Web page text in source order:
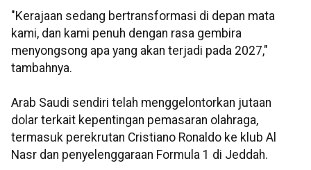
"Kerajaan sedang bertransformasi di depan mata
kami, dan kami penuh dengan rasa gembira
menyongsong apa yang akan terjadi pada 2027,"
tambahnya.
Arab Saudi sendiri telah menggelontorkan jutaan
dolar terkait kepentingan pemasaran olahraga,
termasuk perekrutan Cristiano Ronaldo ke klub Al
Nasr dan penyelenggaraan Formula 1 di Jeddah.